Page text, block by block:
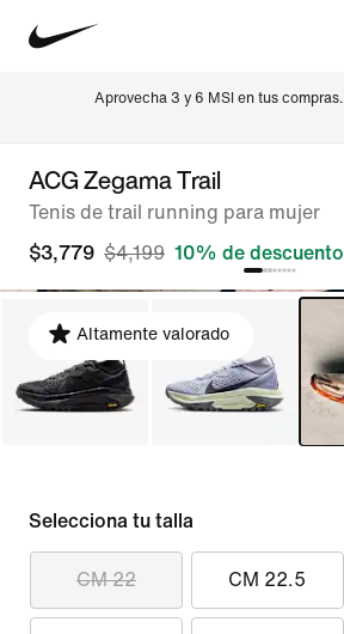
Aprovecha 3 y 6 MSI en tus compras.
ACG Zegama Trail
Tenis de trail running para mujer
$3,779 $4,199 10% de descuento
Altamente valorado
Selecciona tu talla
CM 22 CM 22.5